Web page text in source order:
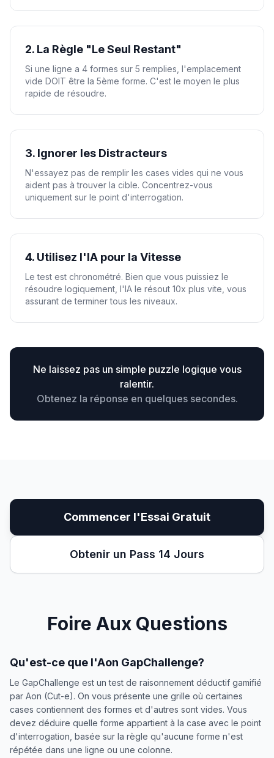
2. La Règle "Le Seul Restant"
Si une ligne a 4 formes sur 5 remplies, l'emplacement
vide DOIT être la 5ème forme. C'est le moyen le plus
rapide de résoudre.
3. Ignorer les Distracteurs
N'essayez pas de remplir les cases vides qui ne vous
aident pas à trouver la cible. Concentrez-vous
uniquement sur le point d'interrogation.
4. Utilisez l'IA pour la Vitesse
Le test est chronométré. Bien que vous puissiez le
résoudre logiquement, l'IA le résout 10x plus vite, vous
assurant de terminer tous les niveaux.
Ne laissez pas un simple puzzle logique vous
ralentir.
Obtenez la réponse en quelques secondes.
Commencer l'Essai Gratuit
Obtenir un Pass 14 Jours
Foire Aux Questions
Qu'est-ce que l'Aon GapChallenge?
Le GapChallenge est un test de raisonnement déductif gamifié
par Aon (Cut-e). On vous présente une grille où certaines
cases contiennent des formes et d'autres sont vides. Vous
devez déduire quelle forme appartient à la case avec le point
d'interrogation, basée sur la règle qu'aucune forme n'est
répétée dans une ligne ou une colonne.